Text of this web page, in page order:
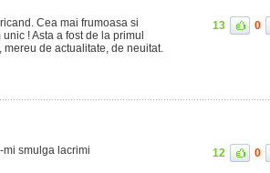
Cea mai frumoasa si
! Asta a fost de la primul
de actualitate, de neuitat.
13 0
smulga lacrimi 12 0